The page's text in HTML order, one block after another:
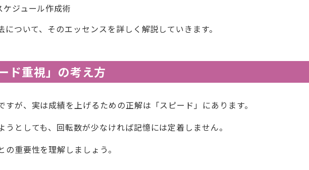
ジュール作成術
ついて、そのエッセンスを詳しく解説していきます。
ド重視」の考え方
が、実は成績を上げるための正解は「スピード」にあります。
としても、回転数が少なければ記憶には定着しません。
重要性を理解しましょう。